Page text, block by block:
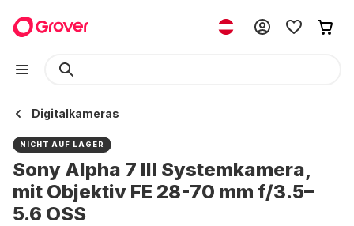
Digitalkameras
NICHT AUF LAGER
Sony Alpha 7 III Systemkamera,
mit Objektiv FE 28-70 mm f/3.5–
5.6 OSS